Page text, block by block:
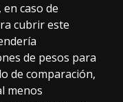
caso de
cubrir este
de pesos para
de comparación,
menos